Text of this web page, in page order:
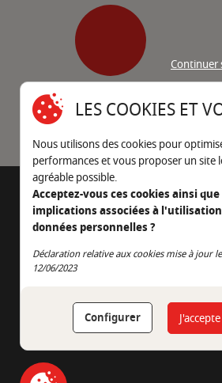
SERVICE CLIENT
Nous contacter
AUTOUR DU FEU
05 45 22 98 09
Nous envoyer un e-mail
Continuer
LES COOKIES ET
Nous utilisons des cookies pour
performances et vous proposer un site
agréable possible.
Acceptez-vous ces cookies ainsi
implications associées à
données personnelles ?
Déclaration relative aux cookies mise à jour
12/06/2023
Configurer J'accepte